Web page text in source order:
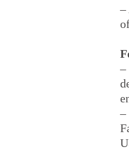
–
–
–